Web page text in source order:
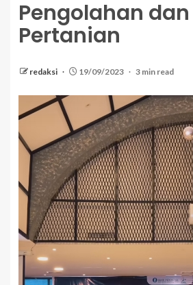
Pengolahan dan
Pertanian
redaksi 19/09/2023 3 min read